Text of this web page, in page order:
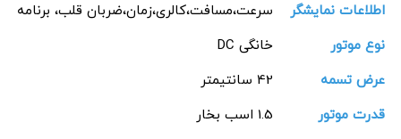
اطلاعات نمایشگر
سرعت،مسافت،کالری،زمان،ضربان قلب، برنامه
نوع موتور
خانگی DC
عرض تسمه
42 سانتیمتر
قدرت موتور
1.5 اسب بخار